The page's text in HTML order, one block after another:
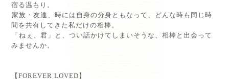
宿る温もり。⁡
⁡家族・友達、時には自身の分身ともなって、どんな時も同じ時
間を共有してきた私だけの相棒。⁡
⁡「ねぇ、君」と、つい話かけてしまいそうな、相棒と出会って
みませんか。⁡
【FOREVER LOVED】⁡